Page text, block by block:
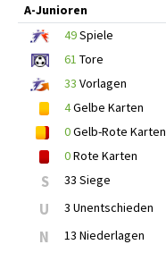
A-Junioren
49Spiele
61 Tore
33 Vorlagen
4Gelbe Karten
0Gelb-Rote Karten
0Rote Karten
S 33 Siege
U 3 Unentschieden
N 13 Niederlagen